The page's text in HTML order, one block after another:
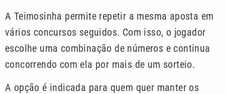
A Teimosinha permite repetir a mesma aposta em
vários concursos seguidos. Com isso, o jogador
escolhe uma combinação de números e continua
concorrendo com ela por mais de um sorteio.
A opção é indicada para quem quer manter os